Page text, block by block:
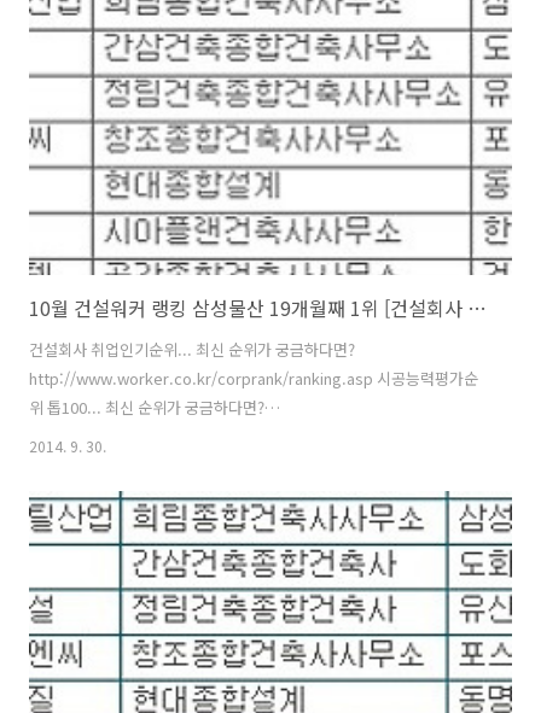
10월 건설사 취업인기순위(일명 ‘건설워커 랭킹’)에서 삼성물산이 종합
건설 부문 정상자리를 굳건히 지켰다고 밝혔다. 삼성물산은 지난해 4월
부터 19개월째 1위를 기록 중이다. 또 현대엔지니어링(엔지니어링), 구
산토건(전문건설), 삼우종합건축사사무소(건축설계), 은민에스앤디..
10월 건설워커 랭킹 삼성물산 19개월째 1위 [건설회사 순위]
건설회사 취업인기순위... 최신 순위가 궁금하다면?
http://www.worker.co.kr/corprank/ranking.asp 시공능력평가순
위 톱100... 최신 순위가 궁금하다면?
http://www.worker.co.kr/link/2002R100.asp [건설워커 2014-09-
건설취업포털 건설워커(www.worker.co.kr 대표 유종현)는 2014년
10월 건설사 취업인기순위(일명 ‘건설워커 랭킹’)에서 삼성물산이 종합
건설 부문 정상자리를 굳건히 지켰다고 밝혔다. 삼성물산은 지난해 4월
부터 19개월째 1위를 기록 중이다. 또 현대엔지니어링(엔지니어링), 구
산토건(전문건설), 삼우종합건축사사무소(건축설계), 은민에스앤디..
2014. 9. 30.